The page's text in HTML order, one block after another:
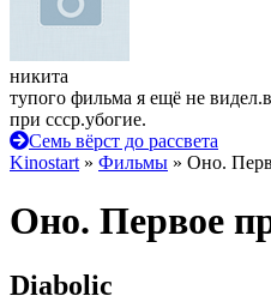
никита
тупого фильма я ещё не
при ссср.убогие.
Семь вёрст до рассвета
Kinostart » Фильмы » Оно.
Оно. Первое
Diabolic